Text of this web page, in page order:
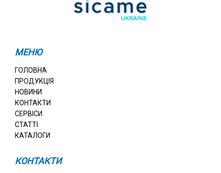
МЕНЮ
ГОЛОВНА
ПРОДУКЦІЯ
НОВИНИ
КОНТАКТИ
СЕРВІСИ
СТАТТІ
КАТАЛОГИ
КОНТАКТИ